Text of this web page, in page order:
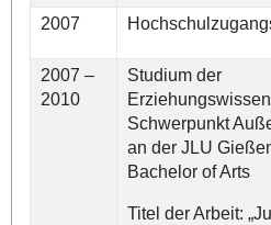
2007
2007 –
2010
Studium der
Schwerpunkt
an der JLU
Bachelor of Arts
Titel der Arbeit: